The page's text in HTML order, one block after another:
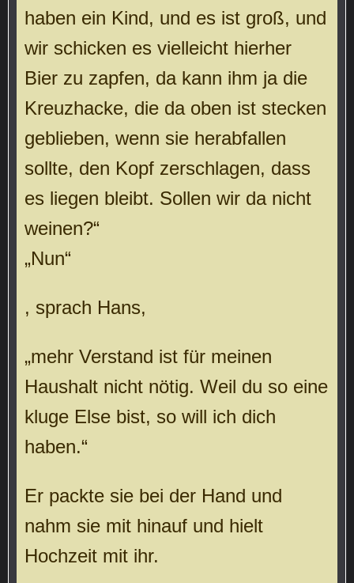
haben ein Kind, und es ist groß, und
wir schicken es vielleicht hierher
Bier zu zapfen, da kann ihm ja die
Kreuzhacke, die da oben ist stecken
geblieben, wenn sie herabfallen
sollte, den Kopf zerschlagen, dass
es liegen bleibt. Sollen wir da nicht
weinen?“
„Nun“
, sprach Hans,
„mehr Verstand ist für meinen
Haushalt nicht nötig. Weil du so eine
kluge Else bist, so will ich dich
haben.“
Er packte sie bei der Hand und
nahm sie mit hinauf und hielt
Hochzeit mit ihr.